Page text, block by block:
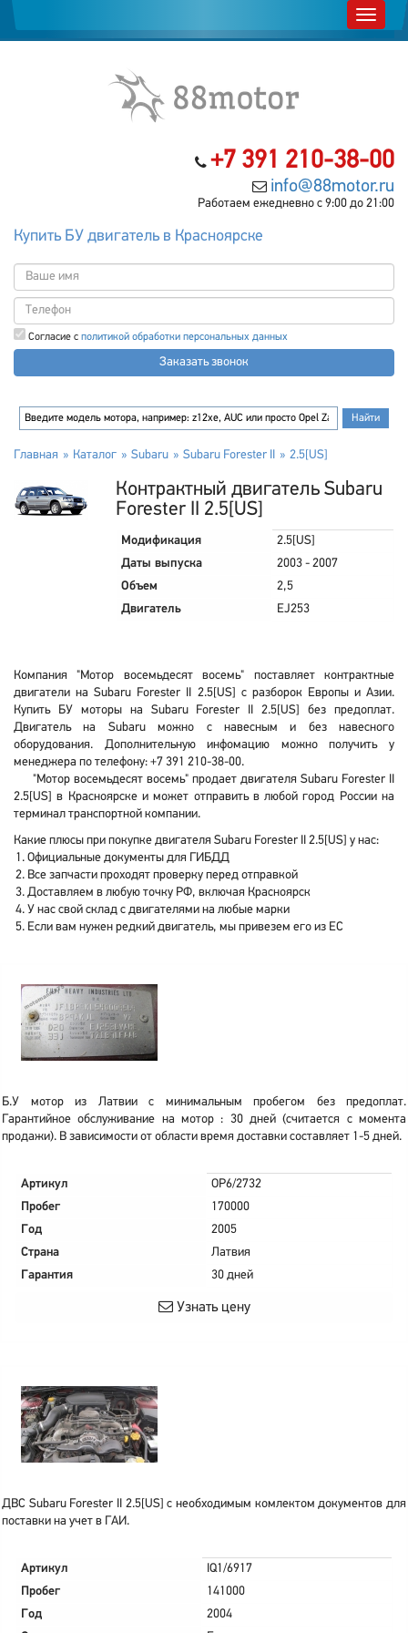
+7 391 210-38-00
info@88motor.ru
Работаем ежедневно с 9:00 до 21:00
Купить БУ двигатель в Красноярске
Согласие с политикой обработки персональных данных
Заказать звонок
Главная Каталог Subaru Subaru Forester II 2.5[US]
Контрактный двигатель Subaru
Forester II 2.5[US]
Модификация
2.5[US]
Даты выпуска
2003 - 2007
Объем
2,5
Двигатель
EJ253
Компания "Мотор восемьдесят восемь" поставляет контрактные
двигатели на Subaru Forester II 2.5[US] с разборок Европы и Азии.
Купить БУ моторы на Subaru Forester II 2.5[US] без предоплат.
Двигатель на Subaru можно с навесным и без навесного
оборудования. Дополнительную инфомацию можно получить у
менеджера по телефону: +7 391 210-38-00.
"Мотор восемьдесят восемь" продает двигателя Subaru Forester II
2.5[US] в Красноярске и может отправить в любой город России на
терминал транспортной компании.
Какие плюсы при покупке двигателя Subaru Forester II 2.5[US] у нас:
Официальные документы для ГИБДД
Все запчасти проходят проверку перед отправкой
Доставляем в любую точку РФ, включая Красноярск
У нас свой склад с двигателями на любые марки
Если вам нужен редкий двигатель, мы привезем его из ЕС
Б.У мотор из Латвии с минимальным пробегом без предоплат.
Гарантийное обслуживание на мотор : 30 дней (считается с момента
продажи). В зависимости от области время доставки составляет 1-5 дней.
Артикул
OP6/2732
Пробег
170000
Год
2005
Страна
Латвия
Гарантия
30 дней
Узнать цену
ДВС Subaru Forester II 2.5[US] с необходимым комлектом документов для
поставки на учет в ГАИ.
Артикул
IQ1/6917
Пробег
141000
Год
2004